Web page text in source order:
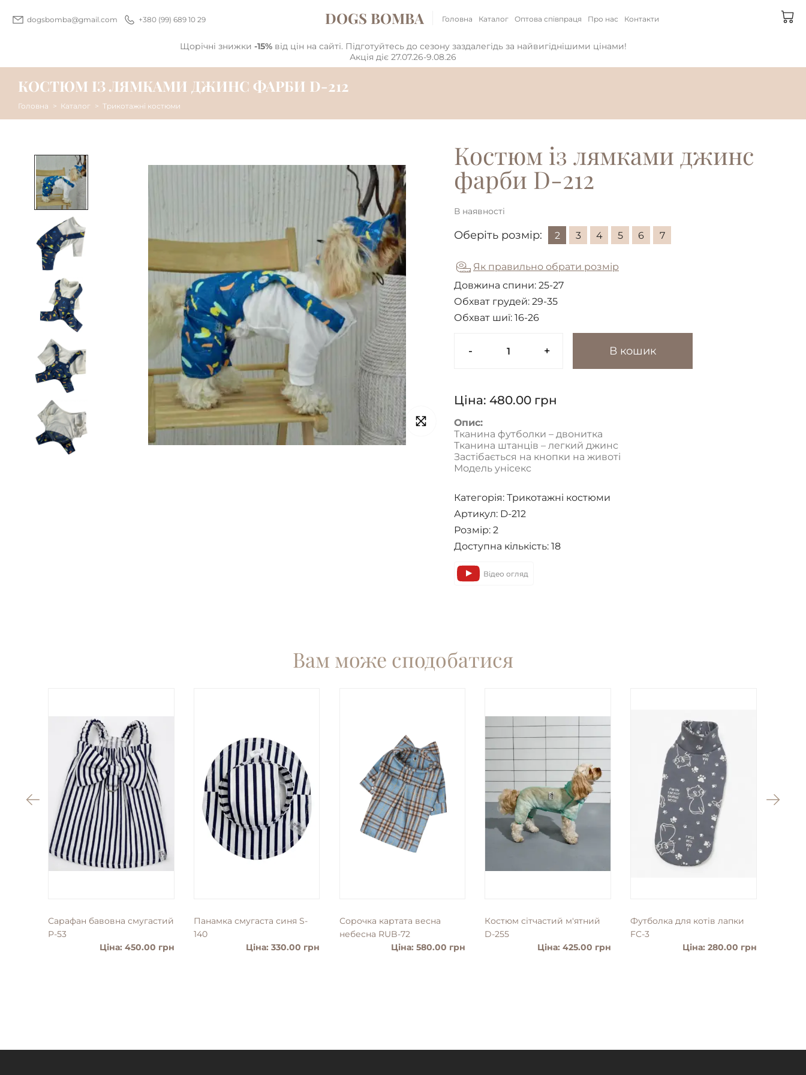
dogsbomba@gmail.com +380 (99) 689 10 29 DOGS BOMBA Головна Каталог Оптова співпраця Про нас Контакти
Щорічні знижки -15%від цін на сайті. Підготуйтесь до сезону заздалегідь за найвигіднішими цінами!
Акція діє 27.07.26-9.08.26
КОСТЮМ ІЗ ЛЯМКАМИ ДЖИНС ФАРБИ D-212
Головна Каталог Трикотажні костюми
Костюм із лямками джинс
фарби D-212
В наявності
Оберіть розмір: 2 3 4 5 6 7
Як правильно обрати розмір
Довжина спини: 25-27
Обхват грудей: 29-35
Обхват шиї: 16-26
- + В кошик
Ціна: 480.00 грн
Опис:
Тканина футболки – двонитка
Тканина штанців – легкий джинс
Застібається на кнопки на животі
Модель унісекс
Категорія: Трикотажні костюми
Артикул: D-212
Розмір: 2
Доступна кількість: 18
Відео огляд
Вам може сподобатися
Сарафан бавовна смугастий
P-53
Ціна: 450.00 грн
Панамка смугаста синя S-
140
Ціна: 330.00 грн
Сорочка картата весна
небесна RUB-72
Ціна: 580.00 грн
Костюм сітчастий м'ятний
D-255
Ціна: 425.00 грн
Футболка для котiв лапки
FC-3
Ціна: 280.00 грн